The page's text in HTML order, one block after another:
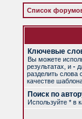
Список
Ключевые
Вы можете
результатах, и -
разделить слова
качестве
Поиск по
Используйте * в